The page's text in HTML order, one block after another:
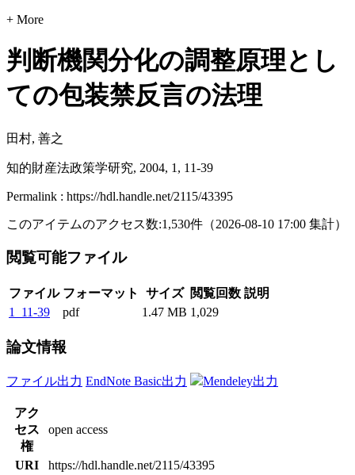
+ More
判断機関分化の調整原理とし
ての包装禁反言の法理
田村, 善之
知的財産法政策学研究, 2004, 1, 11-39
Permalink : https://hdl.handle.net/2115/43395
このアイテムのアクセス数:1,530件 （2026-08-10 17:00 集計）
閲覧可能ファイル
ファイル フォーマット サイズ 閲覧回数 説明
1_11-39
pdf 1.47 MB 1,029
論文情報
ファイル出力 EndNote Basic出力 Mendeley出力
アク
セス
権
open access
URI
https://hdl.handle.net/2115/43395